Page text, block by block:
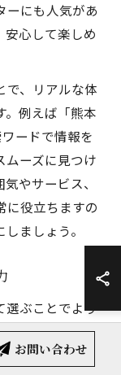
ーにも人気があ
安心して楽しめ
で、リアルな体
。例えば「熊本
ードで情報を
ムーズに見つけ
やサービス、
に役立ちますの
ましょう。
選ぶことでより
、仕事帰りの一
との飲み会や
お問い合わせ